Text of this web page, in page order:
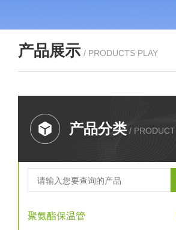
产品展示 / PRODUCTS PLAY
产品分类 / PRODUCT
聚氨酯保温管